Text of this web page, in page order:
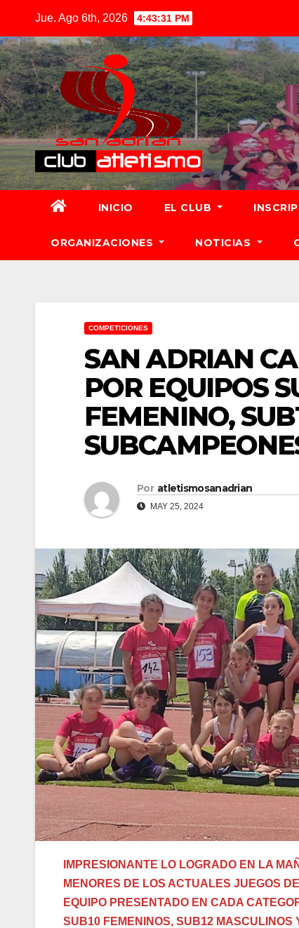
Jue. Ago 6th, 2026 4:43:32 PM
INICIO EL CLUB
ORGANIZACIONES NOTICIAS
COMPETICIONES
SAN ADRIAN
POR EQUIPOS
FEMENINO,
Por atletismosanadrian
MAY 25, 2024
IMPRESIONANTE LO LOGRADO EN LA
MENORES DE LOS ACTUALES JUEGOS
EQUIPO PRESENTADO EN CADA
SUB10 FEMENINOS, SUB12